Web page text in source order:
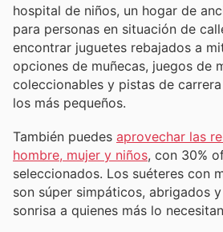
hospital de niños, un hogar de
para personas en situación de
encontrar juguetes rebajados a
opciones de muñecas, juegos de
coleccionables y pistas de
los más pequeños.
También puedes aprovechar las
hombre, mujer y niños, con 30%
seleccionados. Los suéteres con
son súper simpáticos, abrigados
sonrisa a quienes más lo